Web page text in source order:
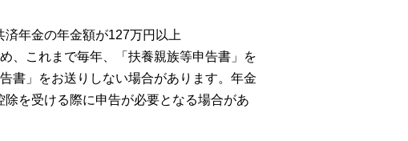
年金の年金額が127万円以上
、これまで毎年、「扶養親族等申告書」を
書」をお送りしない場合があります。年金
を受ける際に申告が必要となる場合があ